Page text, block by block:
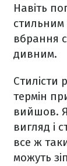
Навіть
стильним
вбрання
дивним.
Стилісти
термін
вийшов.
вигляд і
все ж
можуть